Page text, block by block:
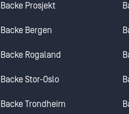
Backe Prosjekt
Backe Bergen
Backe Rogaland
Backe Stor-Oslo
Backe Trondheim